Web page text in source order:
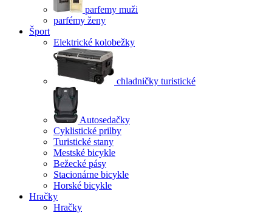
parfemy muži
parfémy ženy
Šport
Elektrické kolobežky
chladničky turistické
Autosedačky
Cyklistické prilby
Turistické stany
Mestské bicykle
Bežecké pásy
Stacionárne bicykle
Horské bicykle
Hračky
Hračky